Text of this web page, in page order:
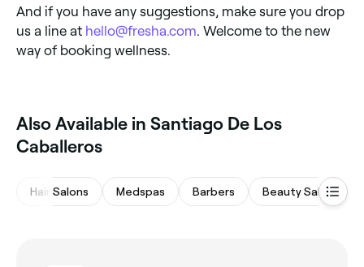
And if you have any suggestions, make sure you drop
us a line at hello@fresha.com . Welcome to the new
way of booking wellness.
‎Also Available in Santiago De Los
Caballeros
Hair Salons Medspas Barbers Beauty Salons